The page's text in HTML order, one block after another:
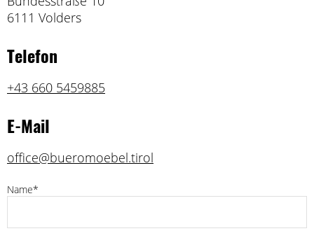
6111 Volders
Telefon
+43 660 5459885
E-Mail
office@bueromoebel.tirol
Name*